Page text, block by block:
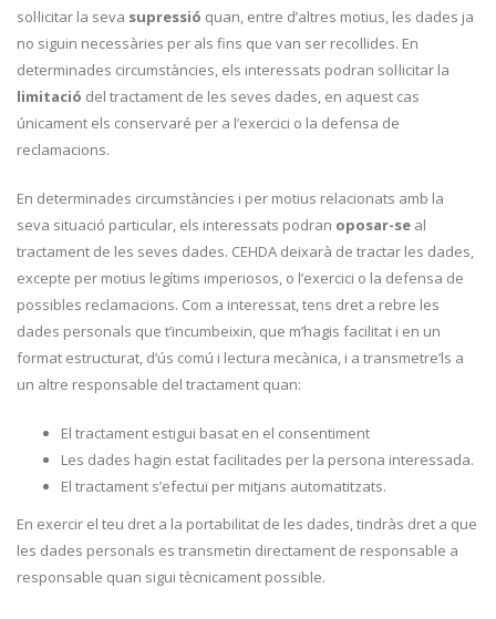
sol·licitar la seva supressió quan, entre d’altres motius, les dades ja
no siguin necessàries per als fins que van ser recollides. En
determinades circumstàncies, els interessats podran sol·licitar la
limitació del tractament de les seves dades, en aquest cas
únicament els conservaré per a l’exercici o la defensa de
reclamacions.
En determinades circumstàncies i per motius relacionats amb la
seva situació particular, els interessats podran oposar-se al
tractament de les seves dades. CEHDA deixarà de tractar les dades,
excepte per motius legítims imperiosos, o l’exercici o la defensa de
possibles reclamacions. Com a interessat, tens dret a rebre les
dades personals que t’incumbeixin, que m’hagis facilitat i en un
format estructurat, d’ús comú i lectura mecànica, i a transmetre’ls a
un altre responsable del tractament quan:
El tractament estigui basat en el consentiment
Les dades hagin estat facilitades per la persona interessada.
El tractament s’efectuï per mitjans automatitzats.
En exercir el teu dret a la portabilitat de les dades, tindràs dret a que
les dades personals es transmetin directament de responsable a
responsable quan sigui tècnicament possible.